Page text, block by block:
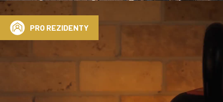
PRO REZIDENTY